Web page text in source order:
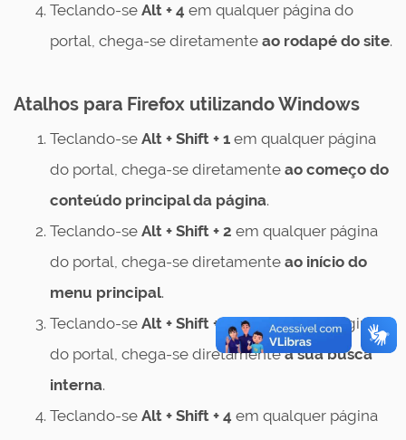
Teclando-se Alt + 4 em qualquer página do
portal, chega-se diretamente ao rodapé do site.
Atalhos para Firefox utilizando Windows
Teclando-se Alt + Shift + 1 em qualquer página
do portal, chega-se diretamente ao começo do
conteúdo principal da página.
Teclando-se Alt + Shift + 2 em qualquer página
do portal, chega-se diretamente ao início do
menu principal.
Teclando-se Alt + Shift + 3 em qualquer página
do portal, chega-se diretamente à sua busca
interna.
Teclando-se Alt + Shift + 4 em qualquer página